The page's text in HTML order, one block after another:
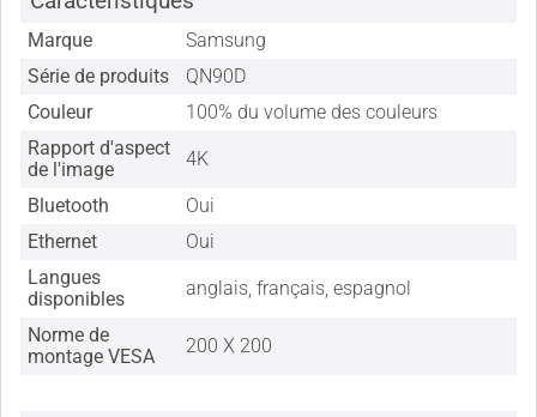
Marque
Samsung
Série de produits
QN90D
Couleur
100% du volume des couleurs
Rapport d'aspect
de l'image
4K
Bluetooth
Oui
Ethernet
Oui
Langues
disponibles
anglais, français, espagnol
Norme de
montage VESA
200 X 200